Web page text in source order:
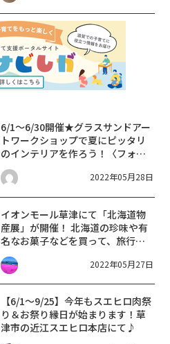
6/1〜6/30開催★グラスサンドアー
トワークショップで夏にピッタリ
のインテリアを作ろう！〈フォレ
オ大津一里山〉
2022年05月28日
イオンモール草津にて「北海道物
産展」が開催！ 北海道の珍味や有
名なお菓子などを買って、旅行気
分を味わいませんか♪【6月3日〜
14日】
2022年05月27日
【6/1〜9/25】今年もスエヒロ肉祭
り＆お祭り縁日が始まります！草
津市の近江スエヒロ本店にて♪